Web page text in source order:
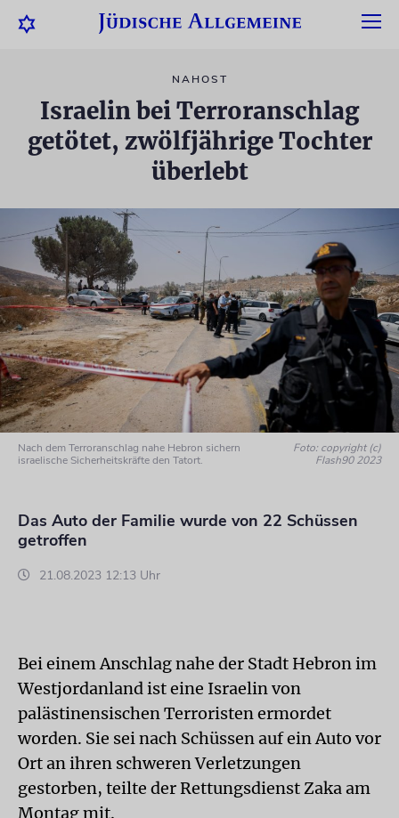
NAHOST
Israelin bei Terroranschlag
getötet, zwölfjährige Tochter
überlebt
Nach dem Terroranschlag nahe Hebron sichern
israelische Sicherheitskräfte den Tatort.
Foto: copyright (c)
Flash90 2023
Das Auto der Familie wurde von 22 Schüssen
getroffen
21.08.2023 12:13 Uhr
Bei einem Anschlag nahe der Stadt Hebron im
Westjordanland ist eine Israelin von
palästinensischen Terroristen ermordet
worden. Sie sei nach Schüssen auf ein Auto vor
Ort an ihren schweren Verletzungen
gestorben, teilte der Rettungsdienst Zaka am
Montag mit.